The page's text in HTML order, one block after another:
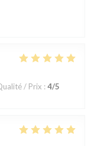
/ Prix : 4/5